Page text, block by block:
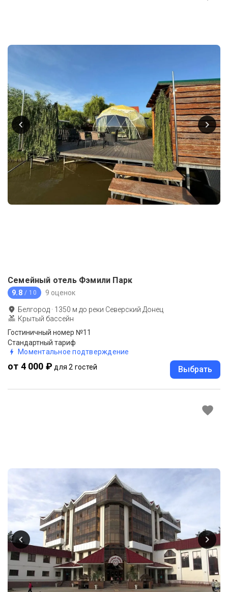
Семейный отель Фэмили Парк
9.8 / 10 9 оценок
Белгород · 1350 м до реки Северский Донец
Крытый бассейн
Гостиничный номер №11
Стандартный тариф
Моментальное подтверждение
от 4 000 ₽ для 2 гостей Выбрать